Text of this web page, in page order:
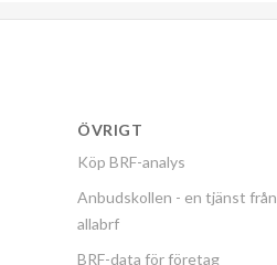
ÖVRIGT
Köp BRF-analys
Anbudskollen - en tjänst från
allabrf
BRF-data för företag